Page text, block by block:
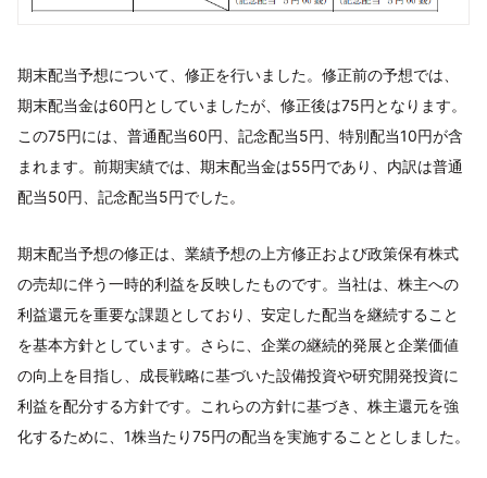
期末配当予想について、修正を行いました。修正前の予想では、
期末配当金は60円としていましたが、修正後は75円となります。
この75円には、普通配当60円、記念配当5円、特別配当10円が含
まれます。前期実績では、期末配当金は55円であり、内訳は普通
配当50円、記念配当5円でした。
期末配当予想の修正は、業績予想の上方修正および政策保有株式
の売却に伴う一時的利益を反映したものです。当社は、株主への
利益還元を重要な課題としており、安定した配当を継続すること
を基本方針としています。さらに、企業の継続的発展と企業価値
の向上を目指し、成長戦略に基づいた設備投資や研究開発投資に
利益を配分する方針です。これらの方針に基づき、株主還元を強
化するために、1株当たり75円の配当を実施することとしました。